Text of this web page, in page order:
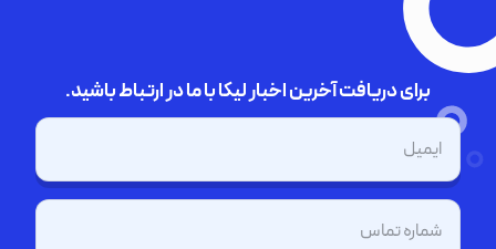
برای دریافت آخرین اخبار لیکا با ما در ارتباط باشید.